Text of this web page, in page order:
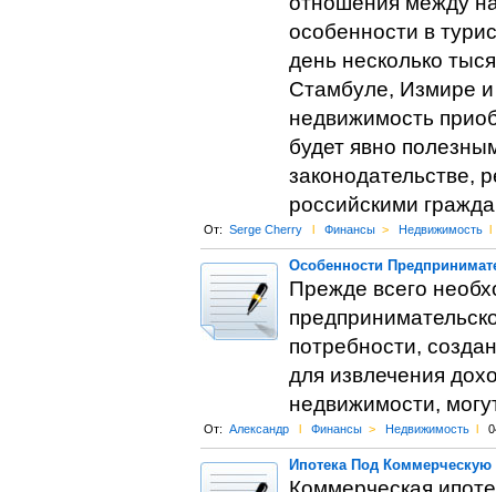
особенности в
день несколько
Стамбуле, Измире и
недвижимость
будет явно
законодательстве,
российскими
От: Serge Cherry l Финансы > Недвижимость l
Особенности
Прежде всего
потребности,
для извлечения
недвижимости,
От: Александр l Финансы > Недвижимость l
Ипотека Под